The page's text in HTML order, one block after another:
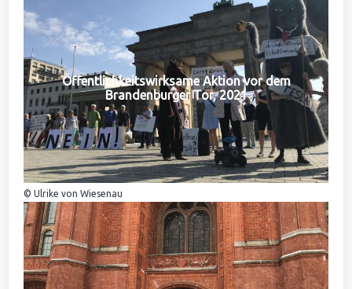
Öffentlichkeitswirksame Aktion vor dem
Brandenburger Tor, 2021
© Ulrike von Wiesenau